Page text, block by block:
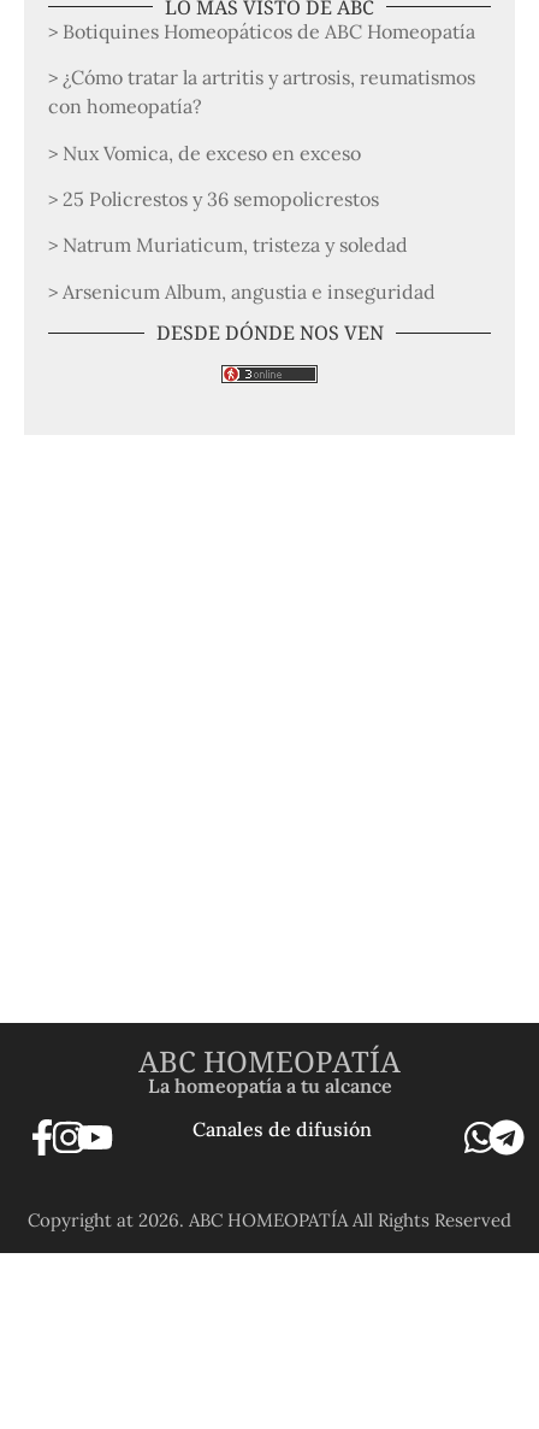
LO MÁS VISTO DE ABC
> Botiquines Homeopáticos de ABC Homeopatía
> ¿Cómo tratar la artritis y artrosis, reumatismos
con homeopatía?
> Nux Vomica, de exceso en exceso
> 25 Policrestos y 36 semopolicrestos
> Natrum Muriaticum, tristeza y soledad
> Arsenicum Album, angustia e inseguridad
DESDE DÓNDE NOS VEN
ABC HOMEOPATÍA
La homeopatía a tu alcance
Canales de difusión
Copyright at 2026. ABC HOMEOPATÍA All Rights Reserved